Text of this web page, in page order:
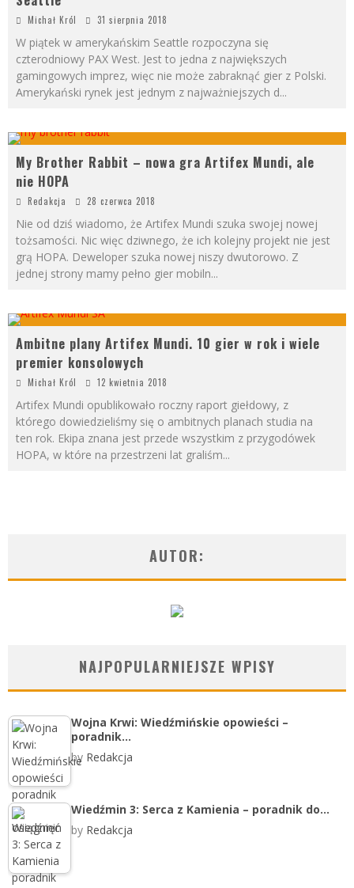
Michał Król 31 sierpnia 2018
W piątek w amerykańskim Seattle rozpoczyna się
czterodniowy PAX West. Jest to jedna z największych
gamingowych imprez, więc nie może zabraknąć gier z Polski.
Amerykański rynek jest jednym z najważniejszych d...
My Brother Rabbit – nowa gra Artifex Mundi, ale
nie HOPA
Redakcja 28 czerwca 2018
Nie od dziś wiadomo, że Artifex Mundi szuka swojej nowej
tożsamości. Nic więc dziwnego, że ich kolejny projekt nie jest
grą HOPA. Deweloper szuka nowej niszy dwutorowo. Z
jednej strony mamy pełno gier mobiln...
Ambitne plany Artifex Mundi. 10 gier w rok i wiele
premier konsolowych
Michał Król 12 kwietnia 2018
Artifex Mundi opublikowało roczny raport giełdowy, z
którego dowiedzieliśmy się o ambitnych planach studia na
ten rok. Ekipa znana jest przede wszystkim z przygodówek
HOPA, w które na przestrzeni lat graliśm...
AUTOR:
NAJPOPULARNIEJSZE WPISY
Wojna Krwi: Wiedźmińskie opowieści –
poradnik…
by Redakcja
Wiedźmin 3: Serca z Kamienia – poradnik do…
by Redakcja